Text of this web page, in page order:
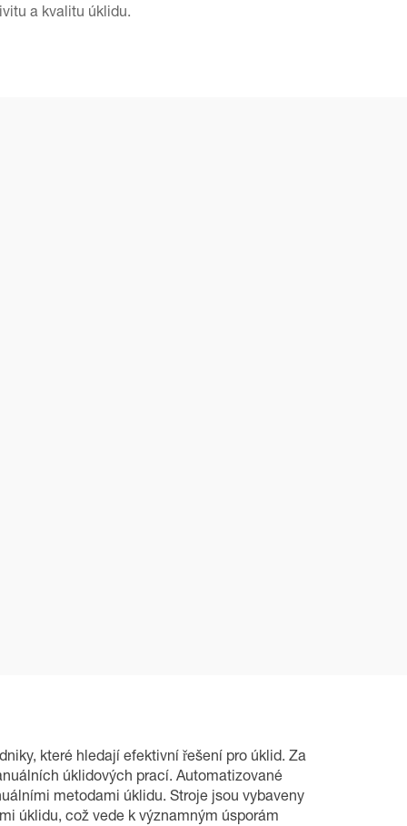
a kvalitu úklidu.
které hledají efektivní řešení pro úklid. Za
úklidových prací. Automatizované
metodami úklidu. Stroje jsou vybaveny
úklidu, což vede k významným úsporám